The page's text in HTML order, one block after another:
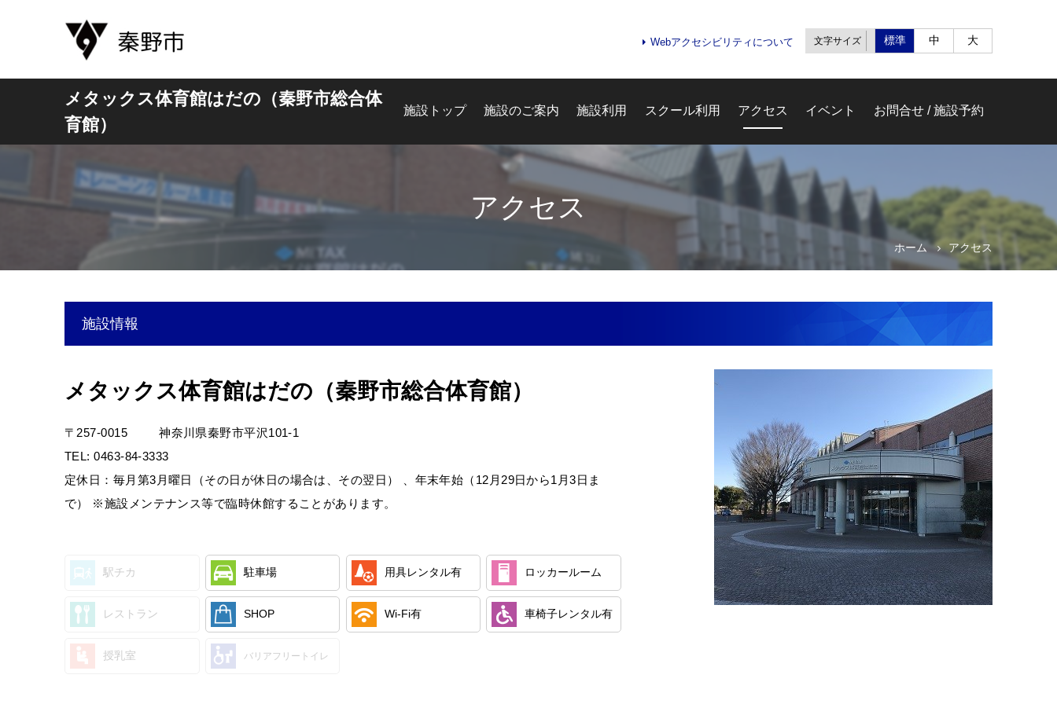
文字サイズ 標準 中 大
Webアクセシビリティについて
メタックス体育館はだの（秦野市総合体
育館）
施設トップ 施設のご案内 施設利用 スクール利用 アクセス イベント お問合せ / 施設予約
お問合せフォーム
e-kanagawa施設予約システム
アクセス
ホーム アクセス
施設情報
メタックス体育館はだの（秦野市総合体育館）
〒 257-0015
神奈川県秦野市平沢101-1
TEL:0463-84-3333
定休日：毎月第3月曜日（その日が休日の場合は、その翌日） 、年末年始（12月29日から1月3日ま
で） ※施設メンテナンス等で臨時休館することがあります。
駅チカ 駐車場 用具レンタル有 ロッカールーム
レストラン SHOP Wi-Fi有 車椅子レンタル有
授乳室 バリアフリートイレ